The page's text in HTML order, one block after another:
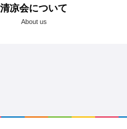
清凉会について
About us